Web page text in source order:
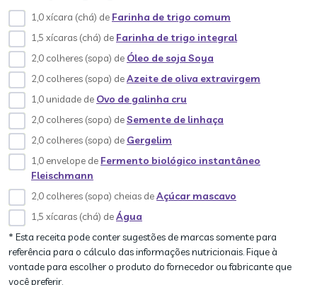
1,0 xícara (chá) de Farinha de trigo comum
1,5 xícaras (chá) de Farinha de trigo integral
2,0 colheres (sopa) de Óleo de soja Soya
2,0 colheres (sopa) deAzeite de oliva extravirgem
1,0 unidade de Ovo de galinha cru
2,0 colheres (sopa) deSemente de linhaça
2,0 colheres (sopa) de Gergelim
1,0 envelope de Fermento biológico instantâneo
Fleischmann
2,0 colheres (sopa) cheias deAçúcar mascavo
1,5 xícaras (chá) deÁgua
* Esta receita pode conter sugestões de marcas somente para
referência para o cálculo das informações nutricionais. Fique à
vontade para escolher o produto do fornecedor ou fabricante que
você preferir.